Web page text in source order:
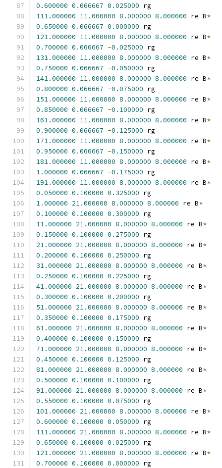
0.600000 0.066667 0.025000 rg
111.000000 11.000000 8.000000 8.000000 re B*
0.650000 0.066667 0.000000 rg
121.000000 11.000000 8.000000 8.000000 re B*
0.700000 0.066667 -0.025000 rg
131.000000 11.000000 8.000000 8.000000 re B*
0.750000 0.066667 -0.050000 rg
141.000000 11.000000 8.000000 8.000000 re B*
0.800000 0.066667 -0.075000 rg
151.000000 11.000000 8.000000 8.000000 re B*
0.850000 0.066667 -0.100000 rg
161.000000 11.000000 8.000000 8.000000 re B*
0.900000 0.066667 -0.125000 rg
171.000000 11.000000 8.000000 8.000000 re B*
0.950000 0.066667 -0.150000 rg
181.000000 11.000000 8.000000 8.000000 re B*
1.000000 0.066667 -0.175000 rg
191.000000 11.000000 8.000000 8.000000 re B*
0.050000 0.100000 0.325000 rg
1.000000 21.000000 8.000000 8.000000 re B*
0.100000 0.100000 0.300000 rg
11.000000 21.000000 8.000000 8.000000 re B*
0.150000 0.100000 0.275000 rg
21.000000 21.000000 8.000000 8.000000 re B*
0.200000 0.100000 0.250000 rg
31.000000 21.000000 8.000000 8.000000 re B*
0.250000 0.100000 0.225000 rg
41.000000 21.000000 8.000000 8.000000 re B*
0.300000 0.100000 0.200000 rg
51.000000 21.000000 8.000000 8.000000 re B*
0.350000 0.100000 0.175000 rg
61.000000 21.000000 8.000000 8.000000 re B*
0.400000 0.100000 0.150000 rg
71.000000 21.000000 8.000000 8.000000 re B*
0.450000 0.100000 0.125000 rg
81.000000 21.000000 8.000000 8.000000 re B*
0.500000 0.100000 0.100000 rg
91.000000 21.000000 8.000000 8.000000 re B*
0.550000 0.100000 0.075000 rg
101.000000 21.000000 8.000000 8.000000 re B*
0.600000 0.100000 0.050000 rg
111.000000 21.000000 8.000000 8.000000 re B*
0.650000 0.100000 0.025000 rg
121.000000 21.000000 8.000000 8.000000 re B*
0.700000 0.100000 0.000000 rg